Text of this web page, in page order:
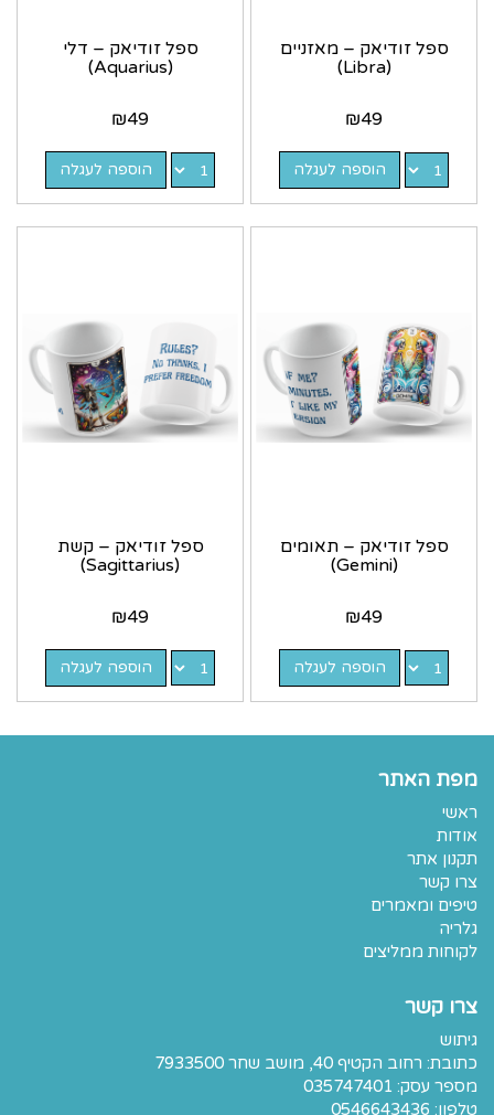
ספל זודיאק – מאזניים
(Libra)
₪49
הוספה לעגלה
ספל זודיאק – דלי
(Aquarius)
₪49
הוספה לעגלה
ספל זודיאק – תאומים
(Gemini)
₪49
הוספה לעגלה
ספל זודיאק – קשת
(Sagittarius)
₪49
הוספה לעגלה
מפת האתר
ראשי
אודות
תקנון אתר
צרו קשר
טיפים ומאמרים
גלריה
לקוחות ממליצים
צרו קשר
גיתוש
כתובת: רחוב הקטיף 40, מושב שחר 7933500
מספר עסק: 035747401
טלפון: 0546643436